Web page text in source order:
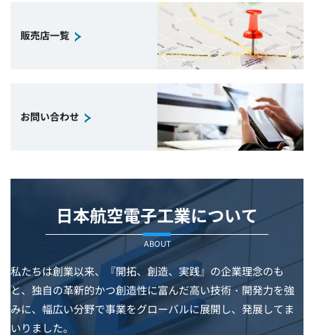
販売店一覧
お問い合わせ
日本航空電子工業について
ABOUT
私たちは創業以来、『開拓、創造、実践』の企業理念のも
と、独自の革新的かつ創造性に富んだ高い技術・開発力を強
みに、幅広い分野で事業をグローバルに展開し、発展してま
いりました。